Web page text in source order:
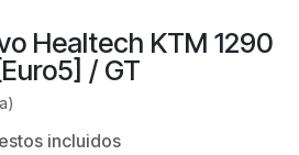
Healtech KTM 1290
/ GT
incluidos